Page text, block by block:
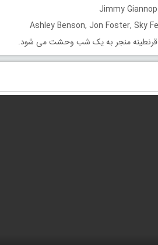
قرنطینه منجر به یک شب وحشت می شود.